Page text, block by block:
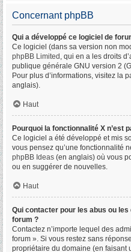
Concernant phpBB
Qui a développé ce logiciel de
Ce logiciel (dans sa version non
phpBB Limited , qui en a les droits
publique générale GNU version 2
Pour plus d’informations, visitez la
anglais).
Haut
Pourquoi la fonctionnalité X n’est
Ce logiciel a été développé et mis
vous pensez qu’une fonctionnalité
phpBB Ideas (en anglais) où vous
ou en suggérer de nouvelles.
Haut
Qui contacter pour les abus ou
forum ?
Contactez n’importe lequel des
forum ». Si vous restez sans
propriétaire du domaine (en faisant